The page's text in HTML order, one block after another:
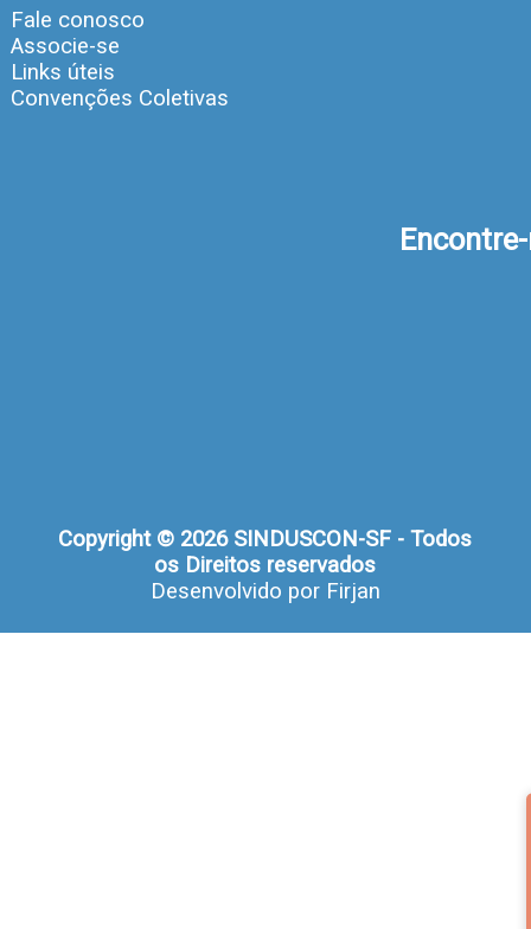
Fale conosco
Associe-se
Links úteis
Convenções Coletivas
Copyright © 2026 SINDUSCON-SF - Todos
os Direitos reservados
Desenvolvido por Firjan